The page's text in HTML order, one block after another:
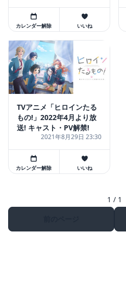
カレンダー解除 いいね
TVアニメ「ヒロインたる
もの!」2022年4月より放
送! キャスト・PV解禁!
2021年8月29日 23:30
カレンダー解除 いいね
1 / 1